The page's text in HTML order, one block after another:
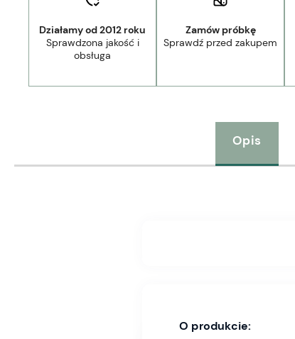
Działamy od 2012 roku
Sprawdzona jakość i
obsługa
Zamów próbkę
Sprawdź przed zakupem
Opis
O produkcie: